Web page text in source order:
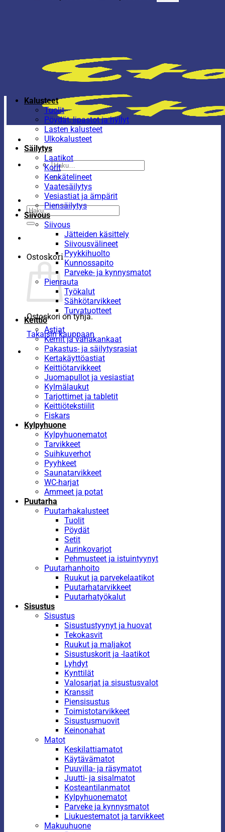
Etsi:
Etsi:
Ostoskori
Ostoskori on tyhjä.
Takaisin kauppaan
Kalusteet
Tuolit
Pöydät, lipastot ja hyllyt
Lasten kalusteet
Ulkokalusteet
Säilytys
Laatikot
Korit
Kenkätelineet
Vaatesäilytys
Vesiastiat ja ämpärit
Piensäilytys
Siivous
Siivous
Jätteiden käsittely
Siivousvälineet
Pyykkihuolto
Kunnossapito
Parveke- ja kynnysmatot
Pienrauta
Työkalut
Sähkötarvikkeet
Turvatuotteet
Keittiö
Astiat
Kernit ja vahakankaat
Pakastus- ja säilytysrasiat
Kertakäyttöastiat
Keittiötarvikkeet
Juomapullot ja vesiastiat
Kylmälaukut
Tarjottimet ja tabletit
Keittiötekstiilit
Fiskars
Kylpyhuone
Kylpyhuonematot
Tarvikkeet
Suihkuverhot
Pyyhkeet
Saunatarvikkeet
WC-harjat
Ammeet ja potat
Puutarha
Puutarhakalusteet
Tuolit
Pöydät
Setit
Aurinkovarjot
Pehmusteet ja istuintyynyt
Puutarhanhoito
Ruukut ja parvekelaatikot
Puutarhatarvikkeet
Puutarhatyökalut
Sisustus
Sisustus
Sisustustyynyt ja huovat
Tekokasvit
Ruukut ja maljakot
Sisustuskorit ja -laatikot
Lyhdyt
Kynttilät
Valosarjat ja sisustusvalot
Kranssit
Piensisustus
Toimistotarvikkeet
Sisustusmuovit
Keinonahat
Matot
Keskilattiamatot
Käytävämatot
Puuvilla- ja räsymatot
Juutti- ja sisalmatot
Kosteantilanmatot
Kylpyhuonematot
Parveke ja kynnysmatot
Liukuestematot ja tarvikkeet
Makuuhuone